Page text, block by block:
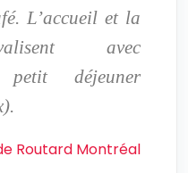
L’accueil et la
avec
petit déjeuner
Routard Montréal